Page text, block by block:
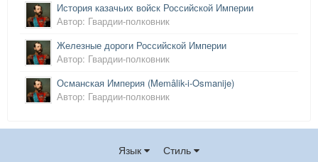
История казачьих войск Российской Империи
Автор: Гвардии-полковник
Железные дороги Российской Империи
Автор: Гвардии-полковник
Османская Империя (Memâlik-i-Osmanije)
Автор: Гвардии-полковник
Язык Стиль